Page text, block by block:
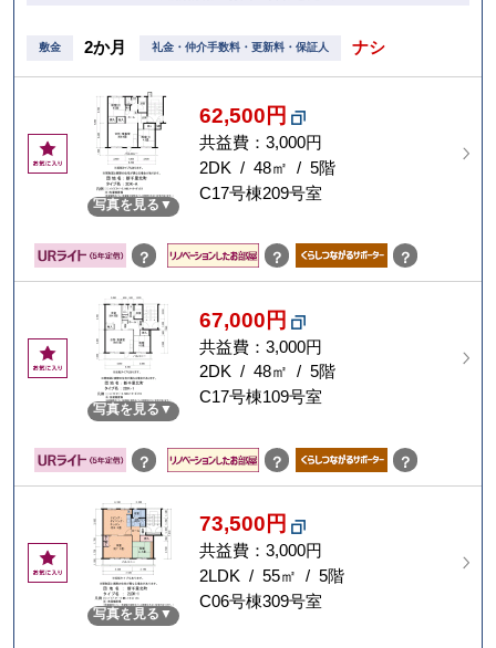
敷金 2か月 礼金・仲介手数料・更新料・保証人 ナシ
お
気
写真を見る
62,500円
共益費：3,000円
2DK / 48㎡ / 5階
C17号棟209号室
？ ？ ？
お
気
写真を見る
67,000円
共益費：3,000円
2DK / 48㎡ / 5階
C17号棟109号室
？ ？ ？
お
気
写真を見る
73,500円
共益費：3,000円
2LDK / 55㎡ / 5階
C06号棟309号室